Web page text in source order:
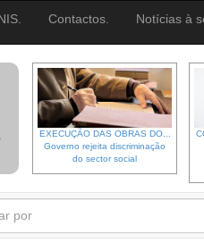
Contactos. Notícias à
EXECUÇÃO DAS OBRAS DO...
Governo rejeita discriminação
do sector social